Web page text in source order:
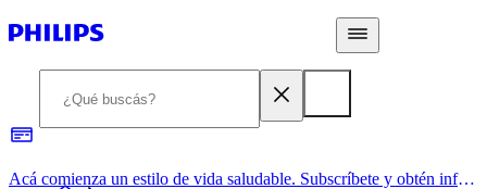
Acá comienza un estilo de vida saludable. Subscríbete y obtén información de primera mano